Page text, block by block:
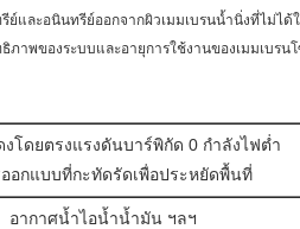
และอนินทรีย์ออกจากผิวเมมเบรนน้ำนิ่งที่ไม่ไ
ภาพของระบบและอายุการใช้งานของเมมเบร
งโดยตรงแรงดันบาร์พิกัด 0 กำลังไฟต่ำ
ออกแบบที่กะทัดรัดเพื่อประหยัดพื้นที่
อากาศน้ำไอน้ำน้ำมัน ฯลฯ